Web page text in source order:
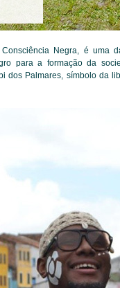
Negra, é uma
para a formação da
dos Palmares, símbolo da